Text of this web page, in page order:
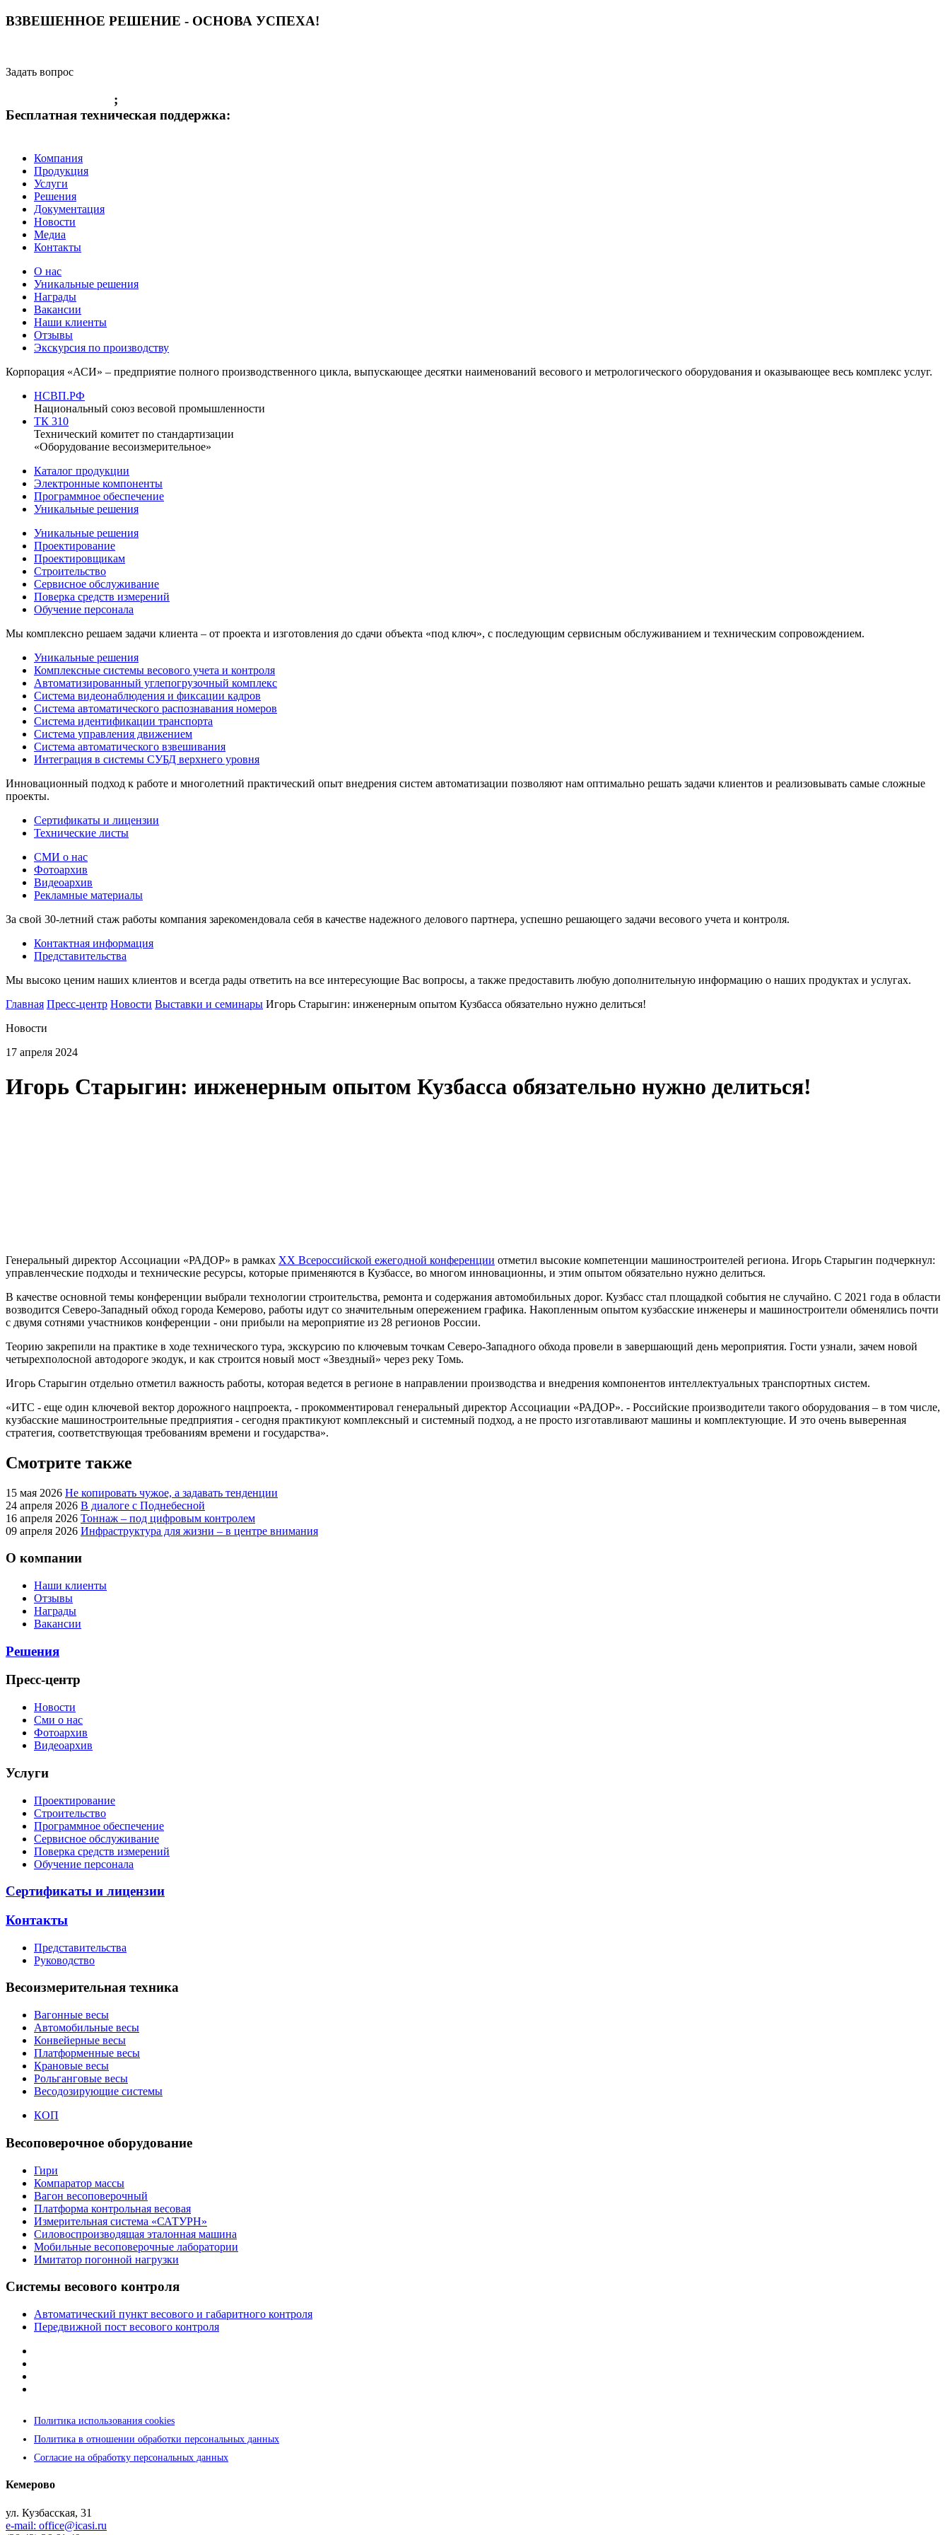
ВЗВЕШЕННОЕ РЕШЕНИЕ - ОСНОВА УСПЕХА!
Задать вопрос
;
Бесплатная техническая поддержка:
Компания
Продукция
Услуги
Решения
Документация
Новости
Медиа
Контакты
О нас
Уникальные решения
Награды
Вакансии
Наши клиенты
Отзывы
Экскурсия по производству
Корпорация «АСИ» – предприятие полного производственного цикла, выпускающее десятки наименований весового и метрологического оборудования и оказывающее весь комплекс услуг.
НСВП.РФ
Национальный союз весовой промышленности
ТК 310
Технический комитет по стандартизации
«Оборудование весоизмерительное»
Каталог продукции
Электронные компоненты
Программное обеспечение
Уникальные решения
Уникальные решения
Проектирование
Проектировщикам
Строительство
Сервисное обслуживание
Поверка средств измерений
Обучение персонала
Мы комплексно решаем задачи клиента – от проекта и изготовления до сдачи объекта «под ключ», с последующим сервисным обслуживанием и техническим сопровождением.
Уникальные решения
Комплексные системы весового учета и контроля
Автоматизированный углепогрузочный комплекс
Система видеонаблюдения и фиксации кадров
Система автоматического распознавания номеров
Система идентификации транспорта
Система управления движением
Система автоматического взвешивания
Интеграция в системы СУБД верхнего уровня
Инновационный подход к работе и многолетний практический опыт внедрения систем автоматизации позволяют нам оптимально решать задачи клиентов и реализовывать самые сложные
проекты.
Сертификаты и лицензии
Технические листы
СМИ о нас
Фотоархив
Видеоархив
Рекламные материалы
За свой 30-летний стаж работы компания зарекомендовала себя в качестве надежного делового партнера, успешно решающего задачи весового учета и контроля.
Контактная информация
Представительства
Мы высоко ценим наших клиентов и всегда рады ответить на все интересующие Вас вопросы, а также предоставить любую дополнительную информацию о наших продуктах и услугах.
Главная Пресс-центр Новости Выставки и семинары Игорь Старыгин: инженерным опытом Кузбасса обязательно нужно делиться!
Новости
17 апреля 2024
Игорь Старыгин: инженерным опытом Кузбасса обязательно нужно делиться!
Генеральный директор Ассоциации «РАДОР» в рамках XX Всероссийской ежегодной конференции отметил высокие компетенции машиностроителей региона. Игорь Старыгин подчеркнул:
управленческие подходы и технические ресурсы, которые применяются в Кузбассе, во многом инновационны, и этим опытом обязательно нужно делиться.
В качестве основной темы конференции выбрали технологии строительства, ремонта и содержания автомобильных дорог. Кузбасс стал площадкой события не случайно. С 2021 года в области
возводится Северо-Западный обход города Кемерово, работы идут со значительным опережением графика. Накопленным опытом кузбасские инженеры и машиностроители обменялись почти
с двумя сотнями участников конференции - они прибыли на мероприятие из 28 регионов России.
Теорию закрепили на практике в ходе технического тура, экскурсию по ключевым точкам Северо-Западного обхода провели в завершающий день мероприятия. Гости узнали, зачем новой
четырехполосной автодороге экодук, и как строится новый мост «Звездный» через реку Томь.
Игорь Старыгин отдельно отметил важность работы, которая ведется в регионе в направлении производства и внедрения компонентов интеллектуальных транспортных систем.
«ИТС - еще один ключевой вектор дорожного нацпроекта, - прокомментировал генеральный директор Ассоциации «РАДОР». - Российские производители такого оборудования – в том числе,
кузбасские машиностроительные предприятия - сегодня практикуют комплексный и системный подход, а не просто изготавливают машины и комплектующие. И это очень выверенная
стратегия, соответствующая требованиям времени и государства».
Смотрите также
15 мая 2026 Не копировать чужое, а задавать тенденции
24 апреля 2026 В диалоге с Поднебесной
16 апреля 2026 Тоннаж – под цифровым контролем
09 апреля 2026 Инфраструктура для жизни – в центре внимания
О компании
Наши клиенты
Отзывы
Награды
Вакансии
Решения
Пресс-центр
Новости
Сми о нас
Фотоархив
Видеоархив
Услуги
Проектирование
Строительство
Программное обеспечение
Сервисное обслуживание
Поверка средств измерений
Обучение персонала
Сертификаты и лицензии
Контакты
Представительства
Руководство
Весоизмерительная техника
Вагонные весы
Автомобильные весы
Конвейерные весы
Платформенные весы
Крановые весы
Рольганговые весы
Весодозирующие системы
КОП
Весоповерочное оборудование
Гири
Компаратор массы
Вагон весоповерочный
Платформа контрольная весовая
Измерительная система «САТУРН»
Силовоспроизводящая эталонная машина
Мобильные весоповерочные лаборатории
Имитатор погонной нагрузки
Системы весового контроля
Автоматический пункт весового и габаритного контроля
Передвижной пост весового контроля
Политика использования cookies
Политика в отношении обработки персональных данных
Согласие на обработку персональных данных
Кемерово
ул. Кузбасская, 31
e-mail: office@icasi.ru